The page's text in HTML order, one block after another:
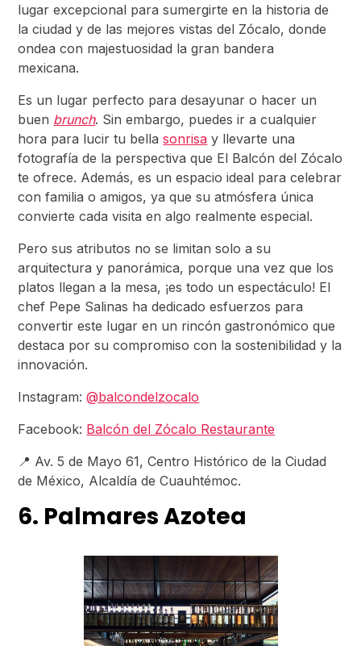
lugar excepcional para sumergirte en la historia de
la ciudad y de las mejores vistas del Zócalo, donde
ondea con majestuosidad la gran bandera
mexicana.
Es un lugar perfecto para desayunar o hacer un
buen brunch. Sin embargo, puedes ir a cualquier
hora para lucir tu bellasonrisa y llevarte una
fotografía de la perspectiva que El Balcón del Zócalo
te ofrece. Además, es un espacio ideal para celebrar
con familia o amigos, ya que su atmósfera única
convierte cada visita en algo realmente especial.
Pero sus atributos no se limitan solo a su
arquitectura y panorámica, porque una vez que los
platos llegan a la mesa, ¡es todo un espectáculo! El
chef Pepe Salinas ha dedicado esfuerzos para
convertir este lugar en un rincón gastronómico que
destaca por su compromiso con la sostenibilidad y la
innovación.
Instagram:@balcondelzocalo
Facebook: Balcón del Zócalo Restaurante
📍 Av. 5 de Mayo 61, Centro Histórico de la Ciudad
de México, Alcaldía de Cuauhtémoc.
6. Palmares Azotea